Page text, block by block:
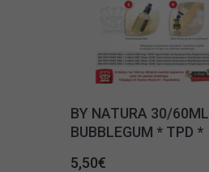
BY NATURA 30/60ML
BUBBLEGUM * TPD *
5,50€